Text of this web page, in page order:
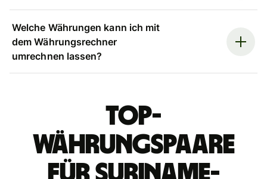
Welche Währungen kann ich mit
dem Währungsrechner
umrechnen lassen?
Top-
Währungspaare